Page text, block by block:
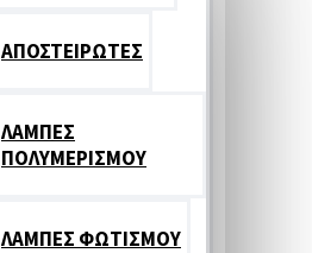
ΑΠΟΣΤΕΙΡΩΤΕΣ
ΛΑΜΠΕΣ
ΠΟΛΥΜΕΡΙΣΜΟΥ
ΛΑΜΠΕΣ ΦΩΤΙΣΜΟΥ